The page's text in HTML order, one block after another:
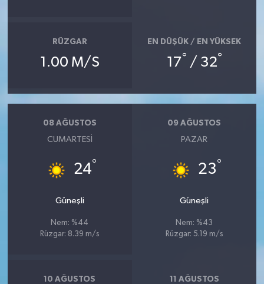
RÜZGAR
1.00 M/S
EN DÜŞÜK / EN YÜKSEK
17° / 32°
08 AĞUSTOS
CUMARTESI
24°
Güneşli
Nem: %44
Rüzgar: 8.39 m/s
09 AĞUSTOS
PAZAR
23°
Güneşli
Nem: %43
Rüzgar: 5.19 m/s
10 AĞUSTOS 11 AĞUSTOS